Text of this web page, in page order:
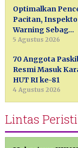
Optimalkan
Pacitan,
Warning Sebag…
5 Agustus 2026
70 Anggota
Resmi Masuk
HUT RI ke-81
4 Agustus 2026
Lintas